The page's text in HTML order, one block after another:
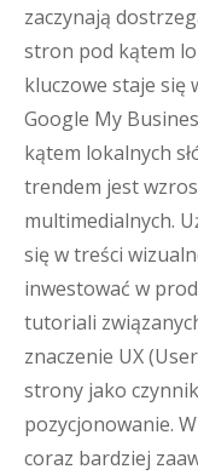
zaczynają
stron pod kątem
kluczowe staje się
Google My
kątem lokalnych
trendem jest
multimedialnych.
się w treści
inwestować w
tutoriali
znaczenie UX
strony jako
pozycjonowanie.
coraz bardziej